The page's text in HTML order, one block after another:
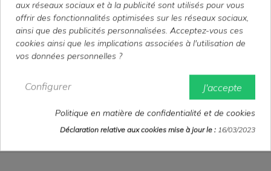
40x60 cm
Roulée
Très bon état
Richard Pryor Gene Wilder Arthur Hiller
aux réseaux sociaux et à la publicité sont utilisés pour vous
offrir des fonctionnalités optimisées sur les réseaux sociaux,
ainsi que des publicités personnalisées. Acceptez-vous ces
cookies ainsi que les implications associées à l'utilisation de
vos données personnelles ?
J'accepte
Configurer
Politique en matière de confidentialité et de cookies
Déclaration relative aux cookies mise à jour le : 16/03/2023